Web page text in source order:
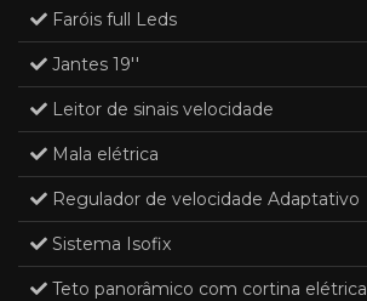
Faróis full Leds
Jantes 19''
Leitor de sinais velocidade
Mala elétrica
Regulador de velocidade Adaptativo
Sistema Isofix
Teto panorâmico com cortina elétrica